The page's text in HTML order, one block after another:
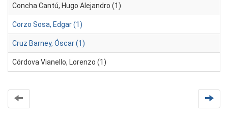
Concha Cantú, Hugo Alejandro (1)
Corzo Sosa, Edgar (1)
Cruz Barney, Óscar (1)
Córdova Vianello, Lorenzo (1)